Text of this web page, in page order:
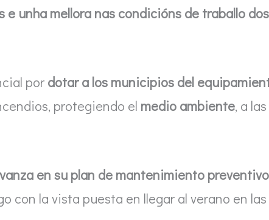
unha mellora nas condicións de traballo dos
por dotar a los municipios del
protegiendo el medio ambiente, a las
en su plan de mantenimiento preventivo
con la vista puesta en llegar al verano en las